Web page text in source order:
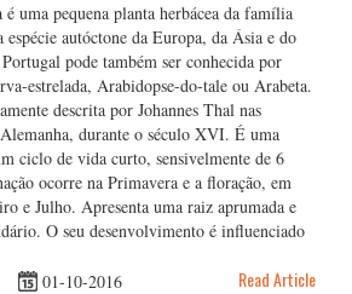
uma pequena planta herbácea da família
espécie autóctone da Europa, da Ásia e do
pode também ser conhecida por
estrelada, Arabidopse-do-tale ou Arabeta.
descrita por Johannes Thal nas
durante o século XVI. É uma
ciclo de vida curto, sensivelmente de 6
ocorre na Primavera e a floração, em
e Julho. Apresenta uma raiz aprumada e
O seu desenvolvimento é influenciado
01-10-2016 Read Article